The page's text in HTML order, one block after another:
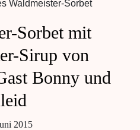
Sorbet mit
Sirup von
Bonny und
2015